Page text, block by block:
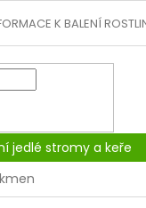
K BALENÍ
jedlé stromy a keře